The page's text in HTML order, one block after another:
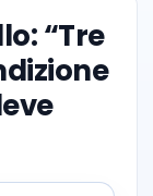
“Tre